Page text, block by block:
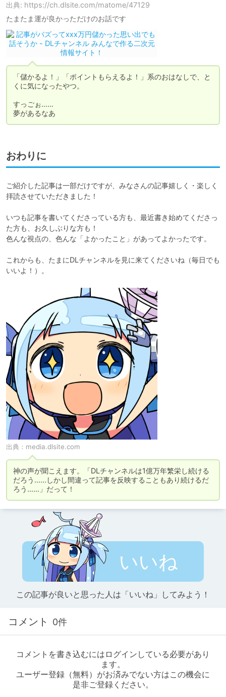
出典: https://ch.dlsite.com/matome/47129
たまたま運が良かっただけのお話です
「儲かるよ！」「ポイントもらえるよ！」系のおはなしで、と
くに気になったやつ。
すっごぉ……
夢があるなあ
おわりに
ご紹介した記事は一部だけですが、みなさんの記事嬉しく・楽しく
拝読させていただきました！
いつも記事を書いてくださっている方も、最近書き始めてくださっ
た方も、お久しぶりな方も！
色んな視点の、色んな「よかったこと」があってよかったです。
これからも、たまにDLチャンネルを見に来てくださいね（毎日でも
いいよ！）。
出典： media.dlsite.com
神の声が聞こえます。「DLチャンネルは1億万年繁栄し続ける
だろう……しかし間違って記事を反映することもあり続けるだ
ろう……」だって！
いいね
この記事が良いと思った人は「いいね」してみよう！
コメント 0件
コメントを書き込むにはログインしている必要があり
ます。
ユーザー登録（無料）がお済みでない方はこの機会に
是非ご登録ください。